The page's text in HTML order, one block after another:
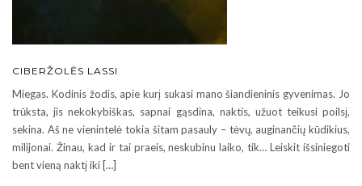
CIBERŽOLĖS LASSI
Miegas. Kodinis žodis, apie kurį sukasi mano šiandieninis gyvenimas. Jo
trūksta, jis nekokybiškas, sapnai gąsdina, naktis, užuot teikusi poilsį,
sekina. Aš ne vienintelė tokia šitam pasauly – tėvų, auginančių kūdikius,
milijonai. Žinau, kad ir tai praeis, neskubinu laiko, tik… Leiskit išsiniegoti
bent vieną naktį iki […]